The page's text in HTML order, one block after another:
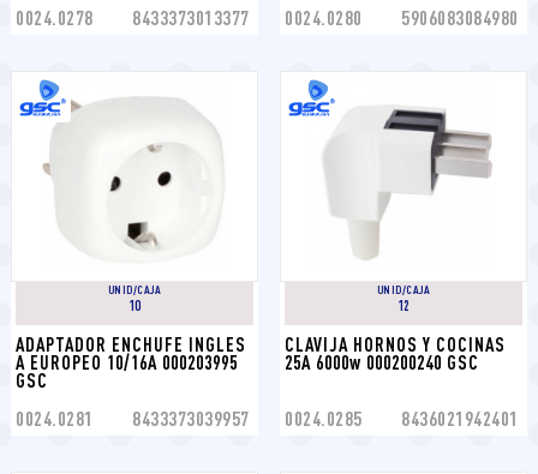
0024.0278 8433373013377 0024.0280 5906083084980
UNID/CAJA
10
ADAPTADOR ENCHUFE INGLES
A EUROPEO 10/16A 000203995
GSC
0024.0281 8433373039957
UNID/CAJA
12
CLAVIJA HORNOS Y COCINAS
25A 6000w 000200240 GSC
0024.0285 8436021942401